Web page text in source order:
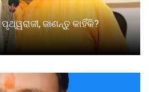
ଜାଣନ୍ତୁ କାହିଁକି?